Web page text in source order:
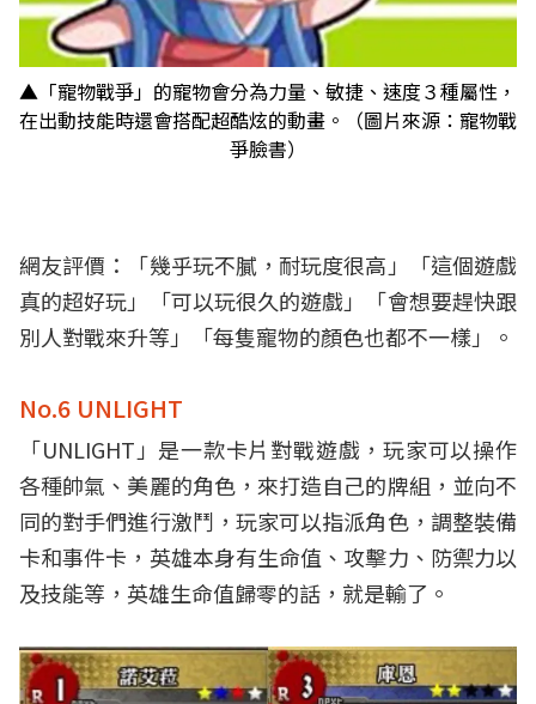
▲「寵物戰爭」的寵物會分為力量、敏捷、速度３種屬性，
在出動技能時還會搭配超酷炫的動畫。（圖片來源：寵物戰
爭臉書）
網友評價：「幾乎玩不膩，耐玩度很高」「這個遊戲
真的超好玩」「可以玩很久的遊戲」「會想要趕快跟
別人對戰來升等」「每隻寵物的顏色也都不一樣」。
No.6 UNLIGHT
「UNLIGHT」是一款卡片對戰遊戲，玩家可以操作
各種帥氣、美麗的角色，來打造自己的牌組，並向不
同的對手們進行激鬥，玩家可以指派角色，調整裝備
卡和事件卡，英雄本身有生命值、攻擊力、防禦力以
及技能等，英雄生命值歸零的話，就是輸了。